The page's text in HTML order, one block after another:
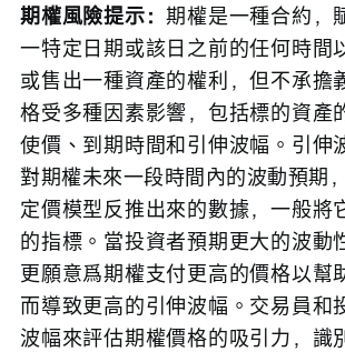
期權風險提示：期權是一種合約，
一特定日期或該日之前的任何時間
或售出一種資產的權利，但不承擔
格受多種因素影響，包括標的資產
使價、到期時間和引伸波幅。引伸
對期權未來一段時間內的波動預期
定價模型反推出來的數據，一般將
的指標。當投資者預期更大的波動
更願意爲期權支付更高的價格以幫
而導致更高的引伸波幅。交易員和
波幅來評估期權價格的吸引力，識